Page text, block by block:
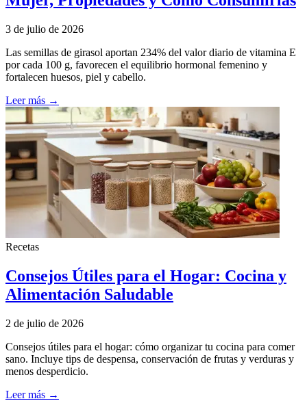
3 de julio de 2026
Las semillas de girasol aportan 234% del valor diario de vitamina E
por cada 100 g, favorecen el equilibrio hormonal femenino y
fortalecen huesos, piel y cabello.
Leer más →
Recetas
Consejos Útiles para el Hogar: Cocina y
Alimentación Saludable
2 de julio de 2026
Consejos útiles para el hogar: cómo organizar tu cocina para comer
sano. Incluye tips de despensa, conservación de frutas y verduras y
menos desperdicio.
Leer más →